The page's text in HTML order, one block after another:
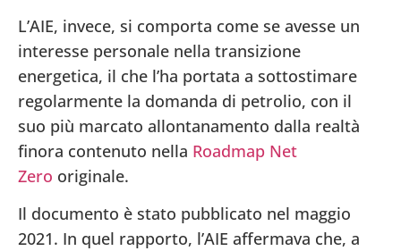
L’AIE, invece, si comporta come se avesse un
interesse personale nella transizione
energetica, il che l’ha portata a sottostimare
regolarmente la domanda di petrolio, con il
suo più marcato allontanamento dalla realtà
finora contenuto nella Roadmap Net
Zero originale.
Il documento è stato pubblicato nel maggio
2021. In quel rapporto, l’AIE affermava che, a